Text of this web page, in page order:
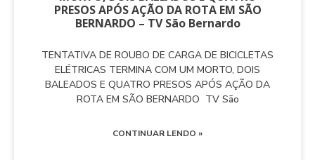
PRESOS APÓS AÇÃO DA ROTA EM SÃO
BERNARDO – TV São Bernardo
TENTATIVA DE ROUBO DE CARGA DE BICICLETAS
ELÉTRICAS TERMINA COM UM MORTO, DOIS
BALEADOS E QUATRO PRESOS APÓS AÇÃO DA
ROTA EM SÃO BERNARDO TV São
CONTINUAR LENDO »